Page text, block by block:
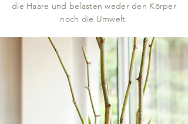
die Haare und belasten weder den Körper
noch die Umwelt.